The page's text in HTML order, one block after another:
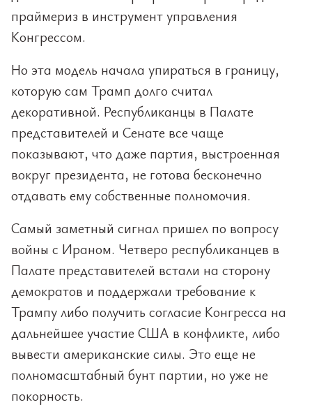
праймериз в инструмент управления
Конгрессом.
Но эта модель начала упираться в границу,
которую сам Трамп долго считал
декоративной. Республиканцы в Палате
представителей и Сенате все чаще
показывают, что даже партия, выстроенная
вокруг президента, не готова бесконечно
отдавать ему собственные полномочия.
Самый заметный сигнал пришел по вопросу
войны с Ираном. Четверо республиканцев в
Палате представителей встали на сторону
демократов и поддержали требование к
Трампу либо получить согласие Конгресса на
дальнейшее участие США в конфликте, либо
вывести американские силы. Это еще не
полномасштабный бунт партии, но уже не
покорность.